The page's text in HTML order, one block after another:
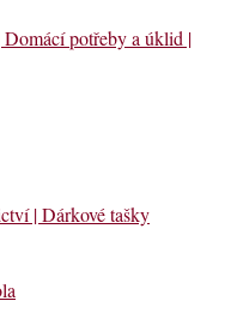
potřeby a úklid |
| Dárkové tašky